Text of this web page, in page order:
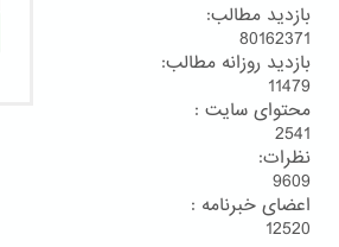
بازدید مطالب:
80162371
بازدید روزانه مطالب:
11479
محتوای سایت :
2541
نظرات:
9609
اعضای خبرنامه :
12520